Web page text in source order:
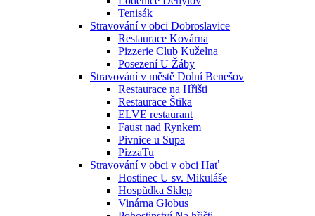
Tenisák
Stravování v obci Dobroslavice
Restaurace Kovárna
Pizzerie Club Kuželna
Posezení U Žáby
Stravování v městě Dolní Benešov
Restaurace na Hřišti
Restaurace Štika
ELVE restaurant
Faust nad Rynkem
Pivnice u Supa
PizzaTu
Stravování v obci v obci Hať
Hostinec U sv. Mikuláše
Hospůdka Sklep
Vinárna Globus